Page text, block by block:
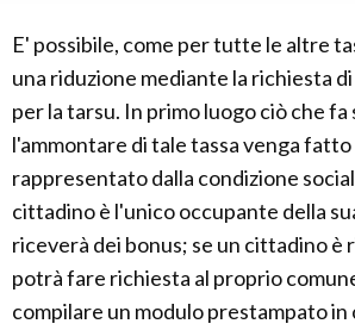
E' possibile, come per tutte le altre
una riduzione mediante la richiesta
per la tarsu. In primo luogo ciò che fa
l'ammontare di tale tassa venga
rappresentato dalla condizione
cittadino è l'unico occupante della
riceverà dei bonus; se un cittadino è
potrà fare richiesta al proprio
compilare un modulo prestampato in